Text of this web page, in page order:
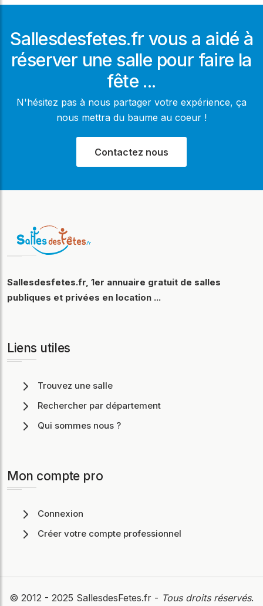
Sallesdesfetes.fr vous a aidé à
réserver une salle pour faire la
fête ...
N'hésitez pas à nous partager votre expérience, ça
nous mettra du baume au coeur !
Contactez nous
Sallesdesfetes.fr, 1er annuaire gratuit de salles
publiques et privées en location ...
Liens utiles
Trouvez une salle
Rechercher par département
Qui sommes nous ?
Mon compte pro
Connexion
Créer votre compte professionnel
© 2012 - 2025 SallesdesFetes.fr - Tous droits réservés.